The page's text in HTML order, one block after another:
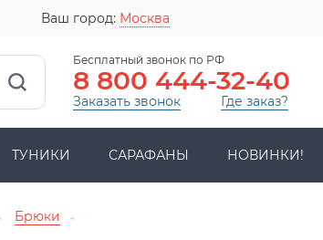
Ваш город: Москва
Бесплатный звонок по РФ
8 800 444-32-40
Заказать звонок Где заказ?
ТУНИКИ САРАФАНЫ НОВИНКИ!
Брюки →